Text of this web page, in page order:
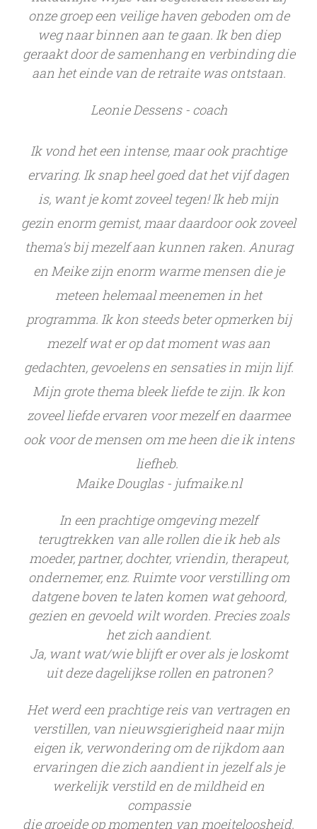
onze groep een veilige haven geboden om de
weg naar binnen aan te gaan. Ik ben diep
geraakt door de samenhang en verbinding die
aan het einde van de retraite was ontstaan.
Leonie Dessens - coach
Ik vond het een intense, maar ook prachtige
ervaring. Ik snap heel goed dat het vijf dagen
is, want je komt zoveel tegen! Ik heb mijn
gezin enorm gemist, maar daardoor ook zoveel
thema's bij mezelf aan kunnen raken. Anurag
en Meike zijn enorm warme mensen die je
meteen helemaal meenemen in het
programma. Ik kon steeds beter opmerken bij
mezelf wat er op dat moment was aan
gedachten, gevoelens en sensaties in mijn lijf.
Mijn grote thema bleek liefde te zijn. Ik kon
zoveel liefde ervaren voor mezelf en daarmee
ook voor de mensen om me heen die ik intens
liefheb.
Maike Douglas - jufmaike.nl
In een prachtige omgeving mezelf
terugtrekken van alle rollen die ik heb als
moeder, partner, dochter, vriendin, therapeut,
ondernemer, enz. Ruimte voor verstilling om
datgene boven te laten komen wat gehoord,
gezien en gevoeld wilt worden. Precies zoals
het zich aandient.
Ja, want wat/wie blijft er over als je loskomt
uit deze dagelijkse rollen en patronen?
Het werd een prachtige reis van vertragen en
verstillen, van nieuwsgierigheid naar mijn
eigen ik, verwondering om de rijkdom aan
ervaringen die zich aandient in jezelf als je
werkelijk verstild en de mildheid en
compassie
die groeide op momenten van moeiteloosheid.